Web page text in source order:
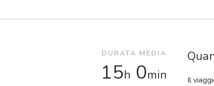
Il
DURATA MEDIA
15h 0min